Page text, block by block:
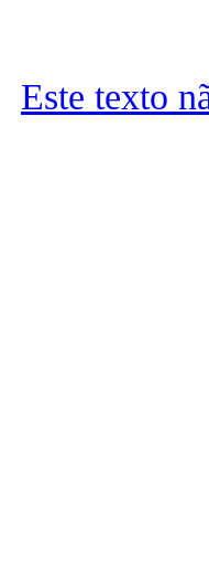
Este texto